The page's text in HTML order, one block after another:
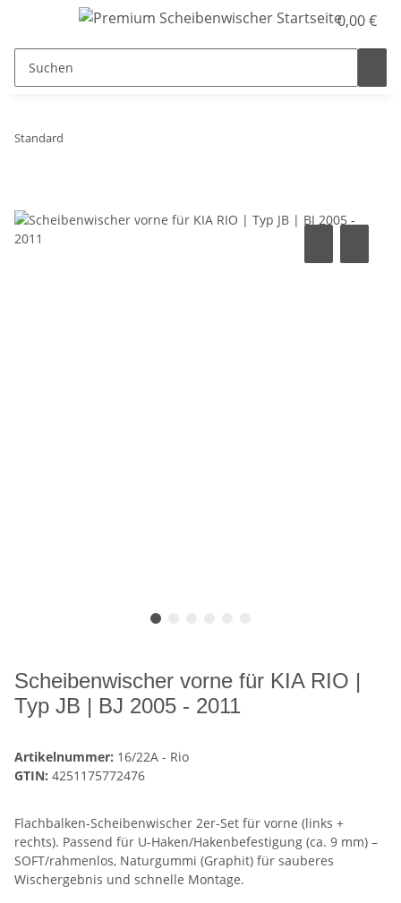
0,00 €
Standard
Scheibenwischer vorne für KIA RIO |
Typ JB | BJ 2005 - 2011
Artikelnummer: 16/22A - Rio
GTIN: 4251175772476
Flachbalken-Scheibenwischer 2er-Set für vorne (links +
rechts). Passend für U-Haken/Hakenbefestigung (ca. 9 mm) –
SOFT/rahmenlos, Naturgummi (Graphit) für sauberes
Wischergebnis und schnelle Montage.